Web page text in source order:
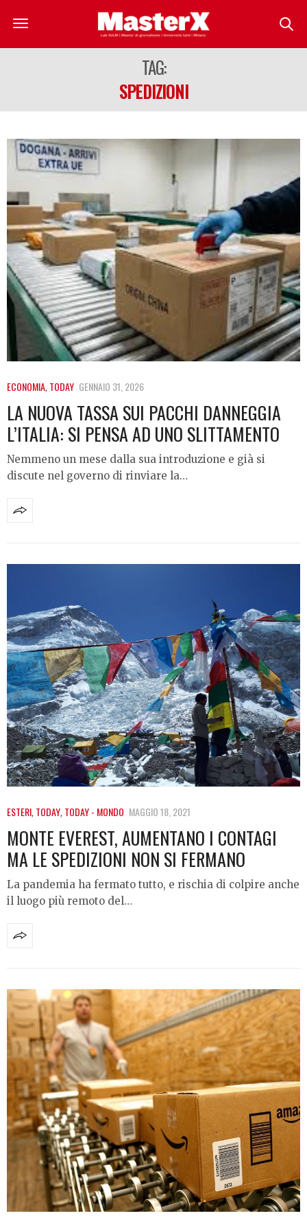
TAG:
SPEDIZIONI
ECONOMIA,TODAY GENNAIO 31, 2026
LA NUOVA TASSA SUI PACCHI DANNEGGIA
L’ITALIA: SI PENSA AD UNO SLITTAMENTO
Nemmeno un mese dalla sua introduzione e già si
discute nel governo di rinviare la…
ESTERI,TODAY,TODAY - MONDO MAGGIO 18, 2021
MONTE EVEREST, AUMENTANO I CONTAGI
MA LE SPEDIZIONI NON SI FERMANO
La pandemia ha fermato tutto, e rischia di colpire anche
il luogo più remoto del…